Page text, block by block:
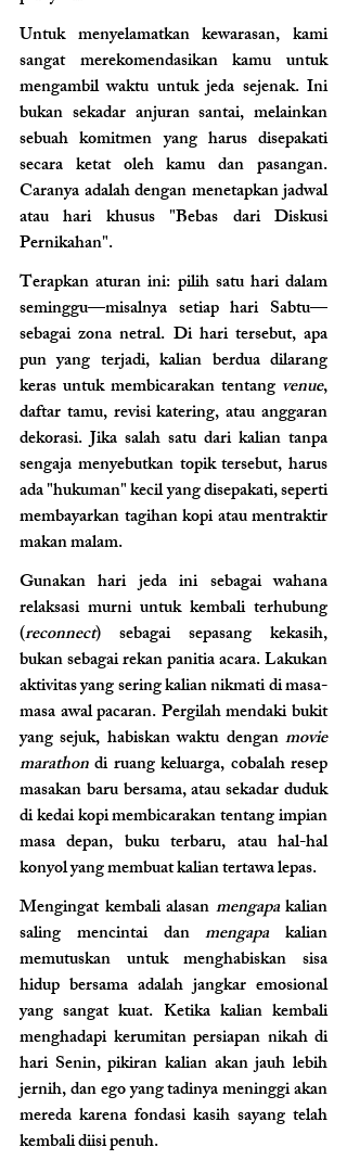
Untuk menyelamatkan kewarasan, kami
sangat merekomendasikan kamu untuk
mengambil waktu untuk jeda sejenak. Ini
bukan sekadar anjuran santai, melainkan
sebuah komitmen yang harus disepakati
secara ketat oleh kamu dan pasangan.
Caranya adalah dengan menetapkan jadwal
atau hari khusus "Bebas dari Diskusi
Pernikahan".
Terapkan aturan ini: pilih satu hari dalam
seminggu—misalnya setiap hari Sabtu—
sebagai zona netral. Di hari tersebut, apa
pun yang terjadi, kalian berdua dilarang
keras untuk membicarakan tentang venue,
daftar tamu, revisi katering, atau anggaran
dekorasi. Jika salah satu dari kalian tanpa
sengaja menyebutkan topik tersebut, harus
ada "hukuman" kecil yang disepakati, seperti
membayarkan tagihan kopi atau mentraktir
makan malam.
Gunakan hari jeda ini sebagai wahana
relaksasi murni untuk kembali terhubung
(reconnect) sebagai sepasang kekasih,
bukan sebagai rekan panitia acara. Lakukan
aktivitas yang sering kalian nikmati di masa-
masa awal pacaran. Pergilah mendaki bukit
yang sejuk, habiskan waktu dengan movie
marathon di ruang keluarga, cobalah resep
masakan baru bersama, atau sekadar duduk
di kedai kopi membicarakan tentang impian
masa depan, buku terbaru, atau hal-hal
konyol yang membuat kalian tertawa lepas.
Mengingat kembali alasan mengapa kalian
saling mencintai dan mengapa kalian
memutuskan untuk menghabiskan sisa
hidup bersama adalah jangkar emosional
yang sangat kuat. Ketika kalian kembali
menghadapi kerumitan persiapan nikah di
hari Senin, pikiran kalian akan jauh lebih
jernih, dan ego yang tadinya meninggi akan
mereda karena fondasi kasih sayang telah
kembali diisi penuh.